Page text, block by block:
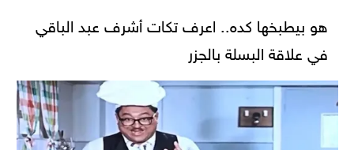
هو بيطبخها كده.. اعرف تكات أشرف عبد الباقي
في علاقة البسلة بالجزر